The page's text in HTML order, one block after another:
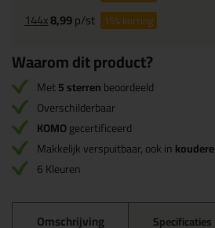
144x8,99p/st 15%korting
Waarom dit product?
Met5 sterrenbeoordeeld
Overschilderbaar
KOMOgecertificeerd
Makkelijk verspuitbaar, ook inkoudere
6 Kleuren
Omschrijving Specificaties